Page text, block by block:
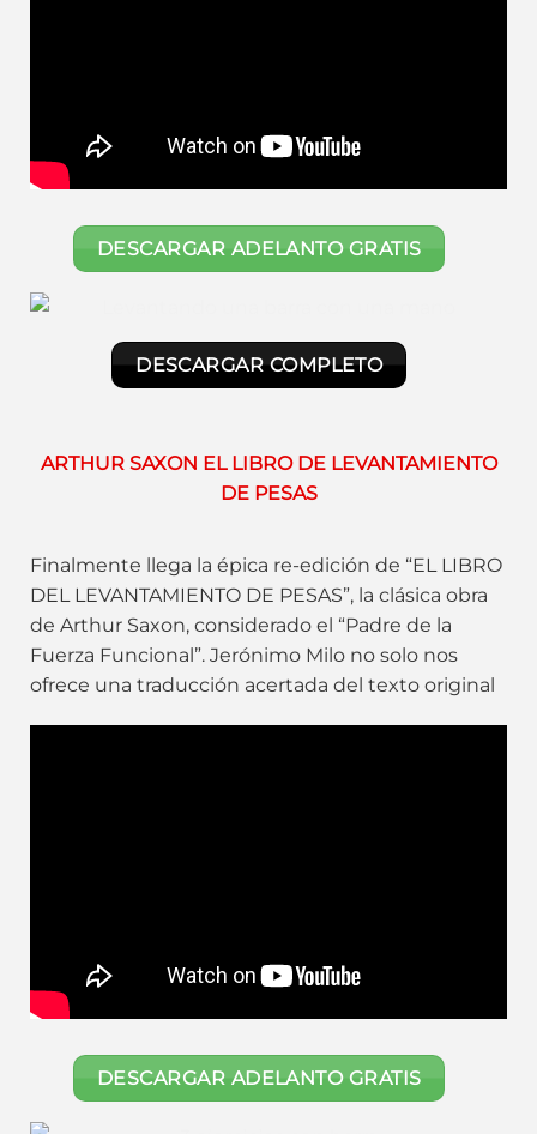
DESCARGAR ADELANTO GRATIS
DESCARGAR COMPLETO
ARTHUR SAXON EL LIBRO DE LEVANTAMIENTO
DE PESAS
Finalmente llega la épica re-edición de “EL LIBRO
DEL LEVANTAMIENTO DE PESAS”, la clásica obra
de Arthur Saxon, considerado el “Padre de la
Fuerza Funcional”. Jerónimo Milo no solo nos
ofrece una traducción acertada del texto original
DESCARGAR ADELANTO GRATIS